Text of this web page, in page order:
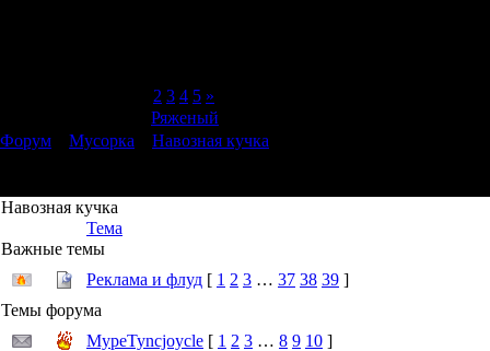
2 3 4 5 »
Ряженый
Форум
Мусорка Навозная кучка
Навозная кучка
Тема
Важные темы
Реклама и флуд [ 1 2 3 … 37 38 39 ]
Темы форума
MypeTyncjoycle [ 1 2 3 … 8 9 10 ]